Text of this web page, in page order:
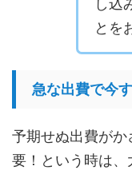
し込
とを
急な出費で今
予期せぬ出費が
要！という時は、